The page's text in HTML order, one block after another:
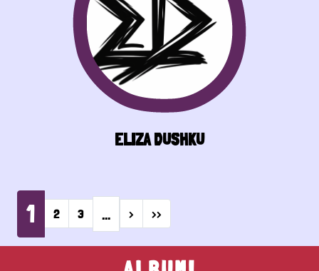
ELIZA DUSHKU
Pagination
1 2 3 … › Next page
››